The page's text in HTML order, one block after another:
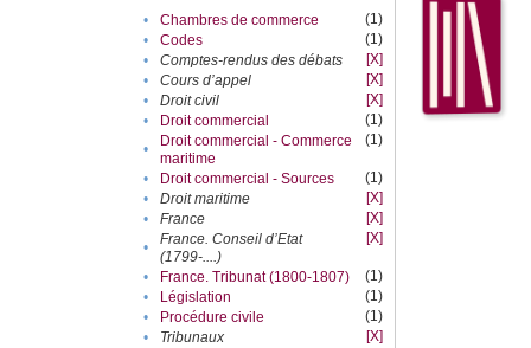
•
Chambres de commerce
(1)
•
Codes
(1)
•
Comptes-rendus des débats
[X]
•
Cours d’appel
[X]
•
Droit civil
[X]
•
Droit commercial
(1)
•
Droit commercial - Commerce
maritime
(1)
• Droit commercial - Sources
(1)
•
Droit maritime
[X]
•
France
[X]
•
France. Conseil d’Etat
(1799-....)
[X]
• France. Tribunat (1800-1807)
(1)
•
Législation
(1)
•
Procédure civile
(1)
•
Tribunaux
[X]